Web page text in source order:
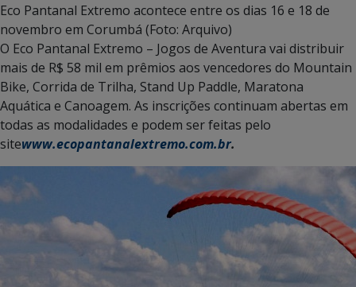
Eco Pantanal Extremo acontece entre os dias 16 e 18 de
novembro em Corumbá (Foto: Arquivo)
O Eco Pantanal Extremo – Jogos de Aventura vai distribuir
mais de R$ 58 mil em prêmios aos vencedores do Mountain
Bike, Corrida de Trilha, Stand Up Paddle, Maratona
Aquática e Canoagem. As inscrições continuam abertas em
todas as modalidades e podem ser feitas pelo
sitewww.ecopantanalextremo.com.br.